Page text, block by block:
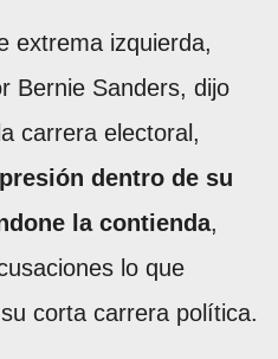
extrema izquierda,
Bernie Sanders, dijo
carrera electoral,
dentro de su
la contienda,
lo que
corta carrera política.